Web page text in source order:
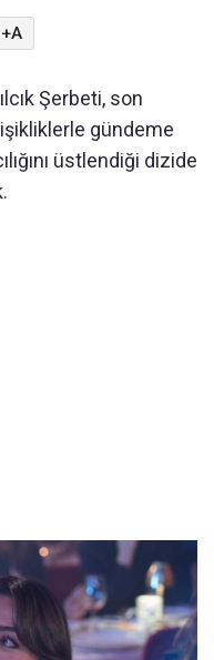
+A
Şerbeti, son
gündeme
üstlendiği dizide